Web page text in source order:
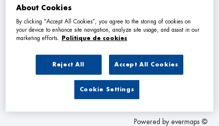
Les Garage Premier dans les villes à proximité
Trouver un Garage Premier
Powered by evermaps ©
About Cookies
By clicking “Accept All Cookies”, you agree to the storing of cookies on
your device to enhance site navigation, analyze site usage, and assist in our
marketing efforts.
Politique de cookies
Reject All Accept All Cookies
Cookie Settings